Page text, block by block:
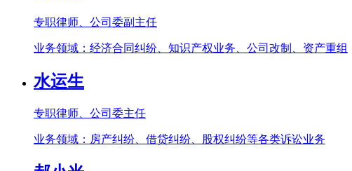
专职律师、公司委副主任
业务领域：经济合同纠纷、知识产权业务、公司改制、资产重组
水运生
专职律师、公司委主任
业务领域：房产纠纷、借贷纠纷、股权纠纷等各类诉讼业务